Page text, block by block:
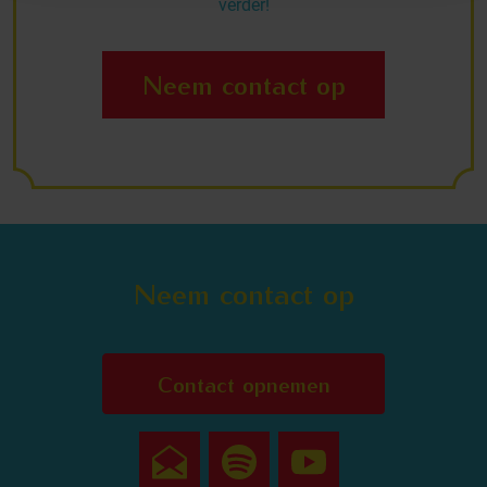
verder!
Neem contact op
Neem contact op
Contact opnemen